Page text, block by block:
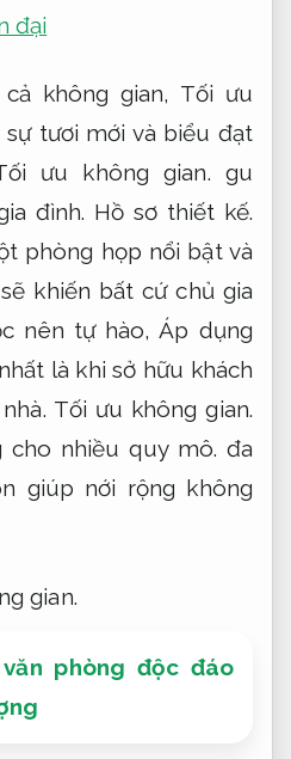
đại
không gian, Tối ưu
sự tươi mới và biểu đạt
ưu không gian. gu
đình. Hồ sơ thiết kế.
phòng họp nổi bật và
khiến bất cứ chủ gia
nên tự hào,Áp dụng
nhất là khi sở hữu khách
Tối ưu không gian.
cho nhiều quy mô. đa
giúp nới rộng không
gian.
phòng độc đáo